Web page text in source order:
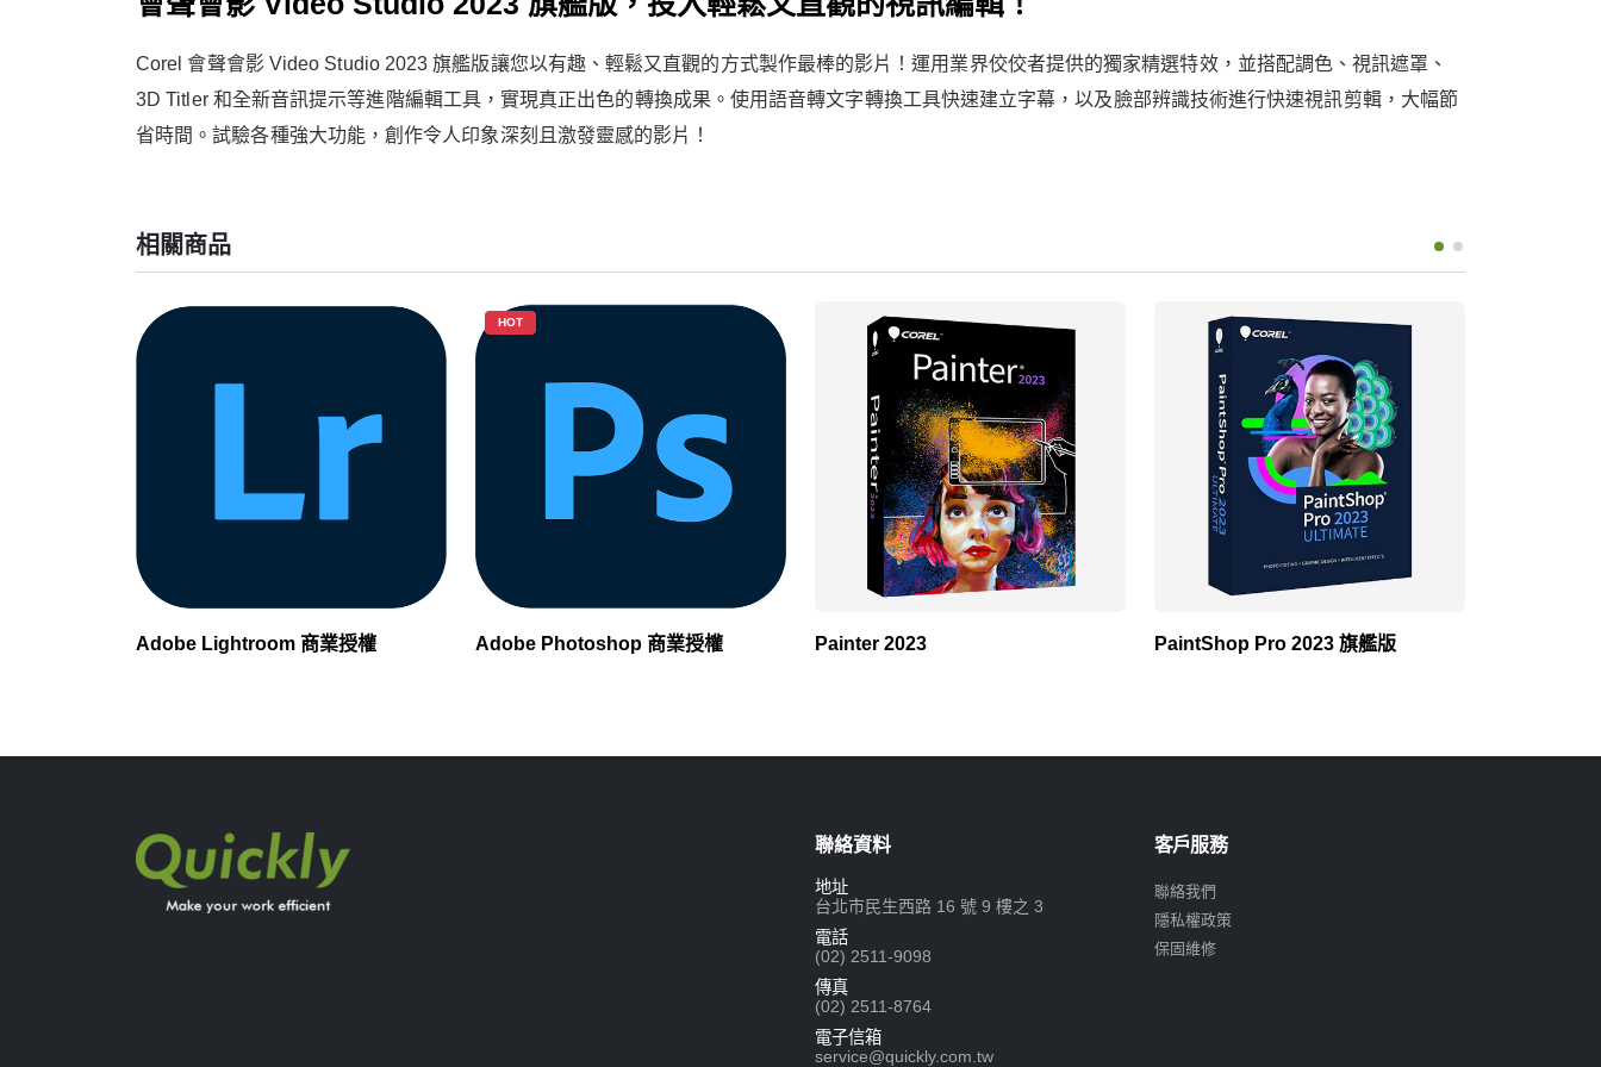
Corel 會聲會影 Video Studio 2023 旗艦版讓您以有趣、輕鬆又直觀的方式製作最棒的影片！運用業界佼佼者提供的獨家精選特效，並搭配調色、視訊遮罩、
3D Titler 和全新音訊提示等進階編輯工具，實現真正出色的轉換成果。使用語音轉文字轉換工具快速建立字幕，以及臉部辨識技術進行快速視訊剪輯，大幅節
省時間。試驗各種強大功能，創作令人印象深刻且激發靈感的影片！
相關商品
Adobe Lightroom 商業授權
HOT
Adobe Photoshop 商業授權 Painter 2023 PaintShop Pro 2023 旗艦版
聯絡資料
地址
台北市民生西路 16 號 9 樓之 3
電話
(02) 2511-9098
傳真
(02) 2511-8764
電子信箱
service@quickly.com.tw
客戶服務
聯絡我們
隱私權政策
保固維修